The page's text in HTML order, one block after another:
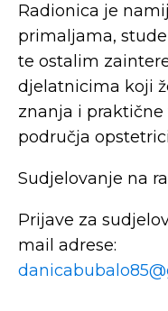
Radionica je
primaljama,
te ostalim
djelatnicima koji
znanja i praktične
područja
Sudjelovanje na
Prijave za
mail adrese: